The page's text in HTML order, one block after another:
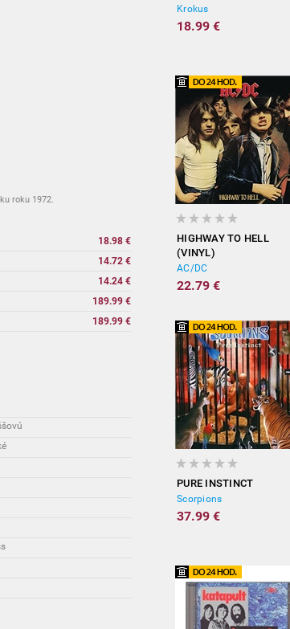
roku 1972.
18.98 €
14.72 €
14.24 €
189.99 €
189.99 €
Krokus
18.99 €
HIGHWAY TO HELL
(VINYL)
AC/DC
22.79 €
PURE INSTINCT
Scorpions
37.99 €